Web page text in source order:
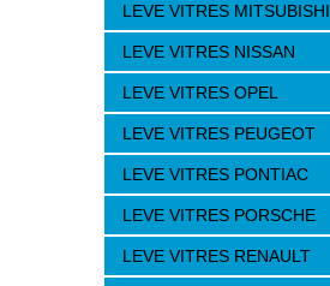
LEVE VITRES MITSUBISHI
LEVE VITRES NISSAN
LEVE VITRES OPEL
LEVE VITRES PEUGEOT
LEVE VITRES PONTIAC
LEVE VITRES PORSCHE
LEVE VITRES RENAULT